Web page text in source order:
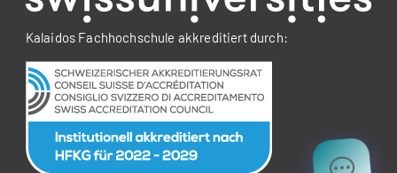
Kalaidos Fachhochschule akkreditiert durch: